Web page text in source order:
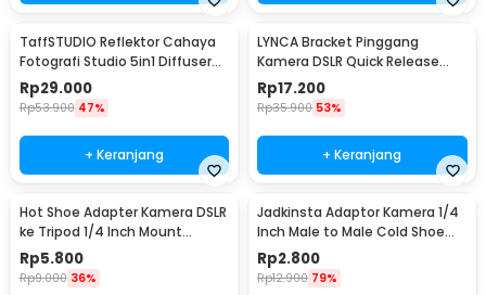
TaffSTUDIO Reflektor Cahaya
Fotografi Studio 5in1 Diffuser
58cm - CL-RT50
Rp29.000
Rp53.900 47%
+ Keranjang
LYNCA Bracket Pinggang
Kamera DSLR Quick Release
Belt Button 1/4 Inch - UK-A8S
Rp17.200
Rp35.900 53%
+ Keranjang
Hot Shoe Adapter Kamera DSLR
ke Tripod 1/4 Inch Mount
Universal
Rp5.800
Rp9.000 36%
Jadkinsta Adaptor Kamera 1/4
Inch Male to Male Cold Shoe
Tripod Mount - RV81
Rp2.800
Rp12.900 79%